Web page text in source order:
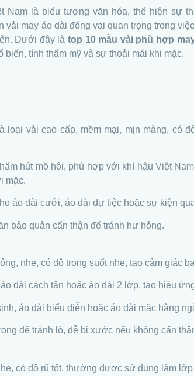
Nam là biểu tượng văn hóa, thể hiện sự
may áo dài đóng vai quan trọng trong
Dưới đây là top 10 mẫu vải phù hợp
biến, tính thẩm mỹ và sự thoải mái khi mặc.
loại vải cao cấp, mềm mại, mịn màng, có
hút mồ hôi, phù hợp với khí hậu Việt
mặc.
áo dài cưới, áo dài dự tiệc hoặc sự kiện
bảo quản cẩn thận để tránh hư hỏng.
nhẹ, có độ trong suốt nhẹ, tạo cảm giác
dài cách tân hoặc áo dài 2 lớp, tạo hiệu
áo dài biểu diễn hoặc áo dài mặc hàng
để tránh lộ, dễ bị xước nếu không cẩn
có độ rũ tốt, thường được sử dụng làm